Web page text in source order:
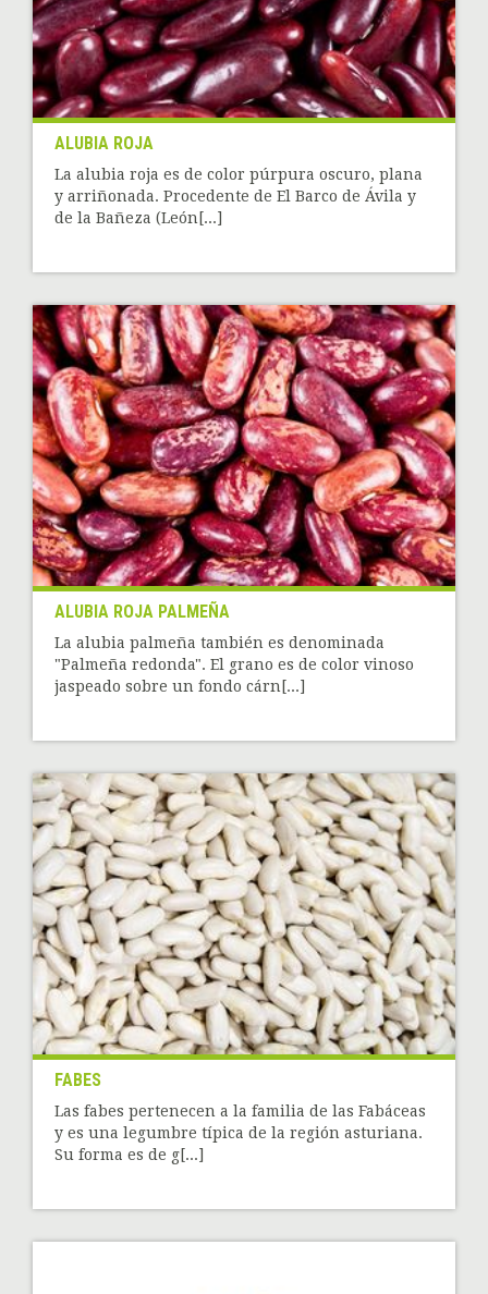
ALUBIA ROJA
La alubia roja es de color púrpura oscuro, plana
y arriñonada. Procedente de El Barco de Ávila y
de la Bañeza (León[...]
ALUBIA ROJA PALMEÑA
La alubia palmeña también es denominada
"Palmeña redonda". El grano es de color vinoso
jaspeado sobre un fondo cárn[...]
FABES
Las fabes pertenecen a la familia de las Fabáceas
y es una legumbre típica de la región asturiana.
Su forma es de g[...]